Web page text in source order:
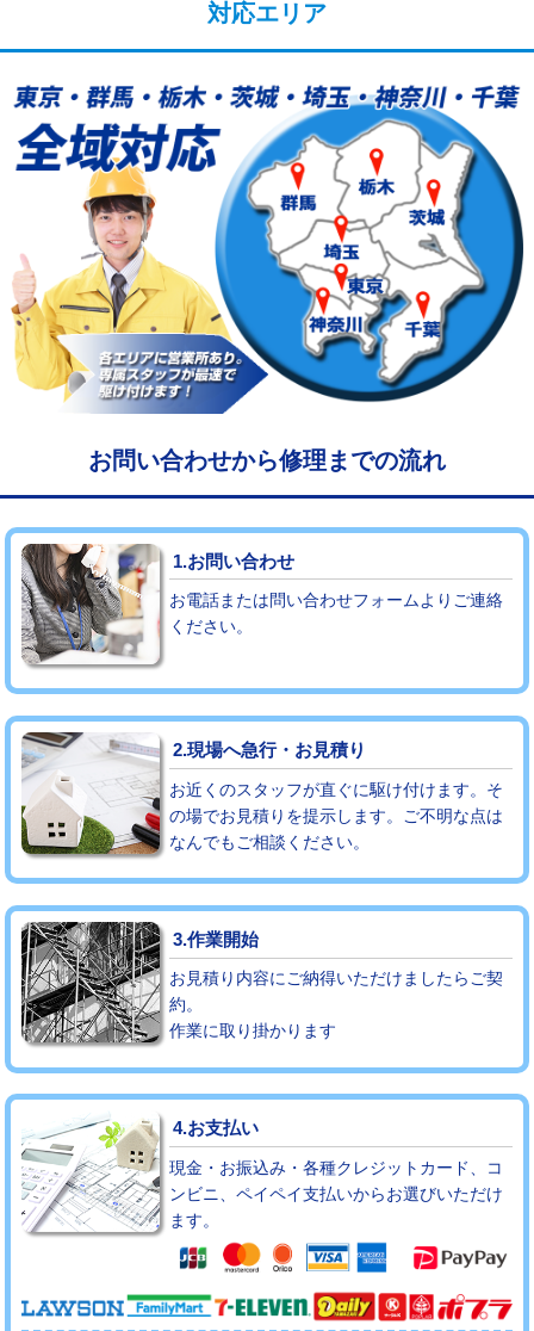
用/3ｍまで)
給水管工事※（塩ビ管（VP・HI）使
用（追加）/3ｍ超え)
+8,800円
給水管工事※（ライニング鋼管・銅
管・ポリ管・HT管使用/3ｍまで)
44,000円
給水管工事※（ライニング鋼管・銅
管・ポリ管・HT管使用/3ｍ超え)
+8,800円
マス交換（土の掘削・埋め戻し作業） 11,000円~
マス交換（深さ50㎝未満） 55,000円
マス交換（深さ50㎝以上） 66,000円
コンクリート斫り（厚さ10㎝まで） 27,500円
コンクリート斫り（厚さ10㎝超え）
モルタル補修（厚さ10㎝まで） 27,500円
モルタル補修（厚さ10㎝超え）
追加人工 16,500円
廃棄・処分 現場見積
※給水管工事は20mmまでの価格です。
対応エリア
お問い合わせから修理までの流れ
1.お問い合わせ
お電話または問い合わせフォームよりご連絡
ください。
2.現場へ急行・お見積り
お近くのスタッフが直ぐに駆け付けます。そ
の場でお見積りを提示します。ご不明な点は
なんでもご相談ください。
3.作業開始
お見積り内容にご納得いただけましたらご契
約。
作業に取り掛かります
4.お支払い
現金・お振込み・各種クレジットカード、コ
ンビニ、ペイペイ支払いからお選びいただけ
ます。